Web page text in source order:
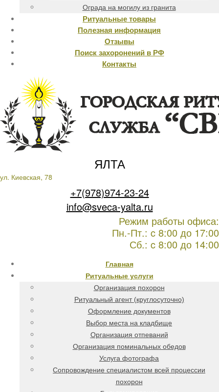
Ограда на могилу из гранита
Ритуальные товары
Полезная информация
Отзывы
Поиск захоронений в РФ
Контакты
ЯЛТА
ул. Киевская, 78
+7(978)974-23-24
info@sveca-yalta.ru
Режим работы офиса:
Пн.-Пт.: c 8:00 до 17:00
Сб.: c 8:00 до 14:00
Главная
Ритуальные услуги
Организация похорон
Ритуальный агент (круглосуточно)
Оформление документов
Выбор места на кладбище
Организация отпеваний
Организация поминальных обедов
Услуга фотографа
Сопровождение специалистом всей процессии
похорон